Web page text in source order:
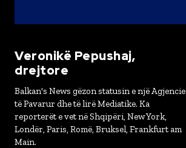
Veronikë Pepushaj,
drejtore
Balkan's News gëzon statusin e një Agjencie
të Pavarur dhe të lirë Mediatike. Ka
reporterët e vet në Shqipëri, New York,
Londër, Paris, Romë, Bruksel, Frankfurt am
Main.